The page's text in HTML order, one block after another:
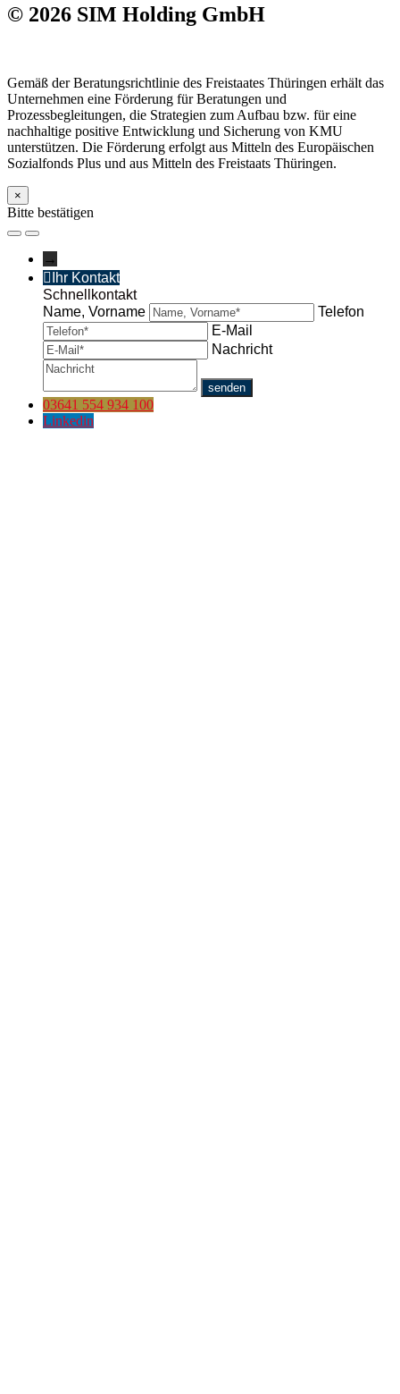
© 2026 SIM Holding GmbH
Gemäß der Beratungsrichtlinie des Freistaates Thüringen erhält das
Unternehmen eine Förderung für Beratungen und
Prozessbegleitungen, die Strategien zum Aufbau bzw. für eine
nachhaltige positive Entwicklung und Sicherung von KMU
unterstützen. Die Förderung erfolgt aus Mitteln des Europäischen
Sozialfonds Plus und aus Mitteln des Freistaats Thüringen.
×
Bitte bestätigen
→
Ihr Kontakt
Schnellkontakt
Name, Vorname
Telefon
E-Mail
Nachricht
03641 554 934 100
Linkedin